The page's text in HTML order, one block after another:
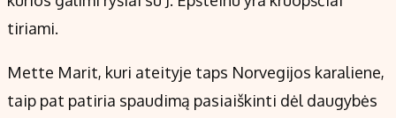
tiriami.
Mette Marit, kuri ateityje taps Norvegijos karaliene,
taip pat patiria spaudimą pasiaiškinti dėl daugybės